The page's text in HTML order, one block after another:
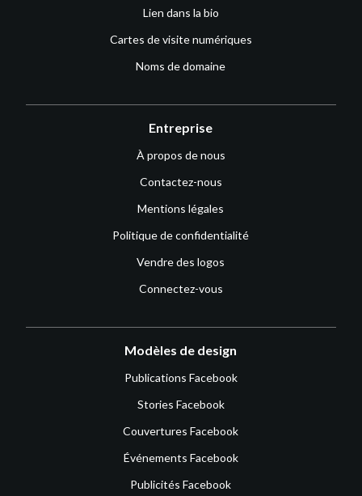
Lien dans la bio
Cartes de visite numériques
Noms de domaine
Entreprise
À propos de nous
Contactez-nous
Mentions légales
Politique de confidentialité
Vendre des logos
Connectez-vous
Modèles de design
Publications Facebook
Stories Facebook
Couvertures Facebook
Événements Facebook
Publicités Facebook